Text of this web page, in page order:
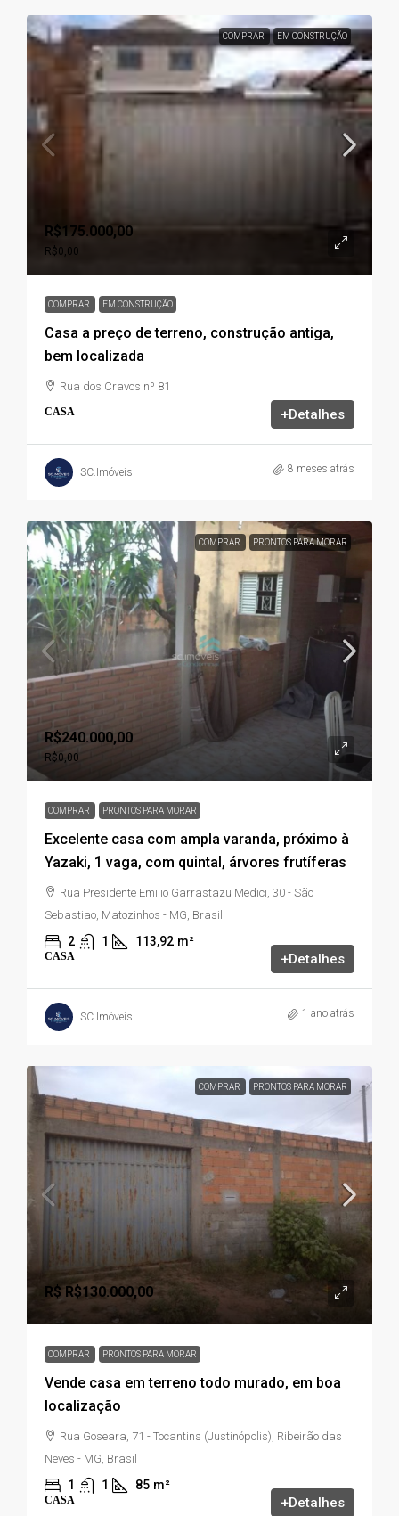
COMPRAR EM CONSTRUÇÃO
R$175.000,00
R$0,00
COMPRAR EM CONSTRUÇÃO
Casa a preço de terreno, construção antiga,
bem localizada
Rua dos Cravos nº 81
CASA +Detalhes
SC.Imóveis 8 meses atrás
COMPRAR PRONTOS PARA MORAR
R$240.000,00
R$0,00
COMPRAR PRONTOS PARA MORAR
Excelente casa com ampla varanda, próximo à
Yazaki, 1 vaga, com quintal, árvores frutíferas
Rua Presidente Emilio Garrastazu Medici, 30 - São
Sebastiao, Matozinhos - MG, Brasil
2 1 113,92 m²
CASA +Detalhes
SC.Imóveis 1 ano atrás
COMPRAR PRONTOS PARA MORAR
R$ R$130.000,00
COMPRAR PRONTOS PARA MORAR
Vende casa em terreno todo murado, em boa
localização
Rua Goseara, 71 - Tocantins (Justinópolis), Ribeirão das
Neves - MG, Brasil
1 1 85 m²
CASA +Detalhes